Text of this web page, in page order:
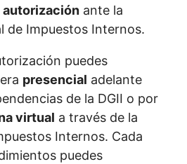
autorización ante la
de Impuestos Internos.
puedes
presencial adelante
de la DGII o por
virtual a través de la
Internos. Cada
puedes